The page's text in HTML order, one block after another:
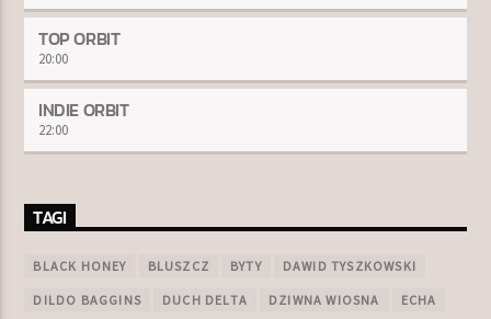
TOP ORBIT
20:00
INDIE ORBIT
22:00
TAGI
BLACK HONEY BLUSZCZ BYTY DAWID TYSZKOWSKI
DILDO BAGGINS DUCH DELTA DZIWNA WIOSNA ECHA